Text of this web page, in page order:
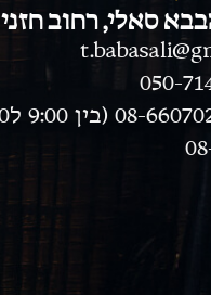
רחוב חזני 1133 נתיבות.